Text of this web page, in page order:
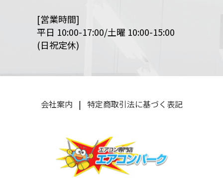
[営業時間]
平日 10:00-17:00/土曜 10:00-15:00
(日祝定休)
会社案内 | 特定商取引法に基づく表記